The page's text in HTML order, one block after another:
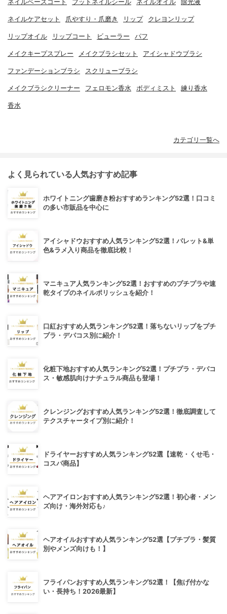
ネイルベースコート フットネイルシール ネイルオイル 除光液
ネイルケアセット 爪やすり・爪磨き リップ クレヨンリップ
リップオイル リップコート ビューラー パフ
メイクキープスプレー メイクブラシセット アイシャドウブラシ
ファンデーションブラシ スクリューブラシ
メイクブラシクリーナー フェロモン香水 ボディミスト 練り香水
香水
カテゴリ一覧へ
よく見られている人気おすすめ記事
ホワイトニング歯磨き粉おすすめランキング52選！口コミ
の多い市販品を中心に
アイシャドウおすすめ人気ランキング52選！パレット&単
色&ラメ入り商品を徹底比較！
マニキュア人気ランキング52選！おすすめのプチプラや速
乾タイプのネイルポリッシュを紹介！
口紅おすすめ人気ランキング52選！落ちないリップをプチ
プラ・デパコス別に紹介！
化粧下地おすすめ人気ランキング52選！プチプラ・デパコ
ス・敏感肌向けナチュラル商品も登場！
クレンジングおすすめ人気ランキング52選！徹底調査して
テクスチャータイプ別に紹介！
ドライヤーおすすめ人気ランキング52選【速乾・くせ毛・
コスパ商品】
ヘアアイロンおすすめ人気ランキング52選！初心者・メン
ズ向け・海外対応も♪
ヘアオイルおすすめ人気ランキング52選【プチプラ・髪質
別やメンズ向けも！】
フライパンおすすめ人気ランキング52選！【焦げ付かな
い・長持ち！2026最新】